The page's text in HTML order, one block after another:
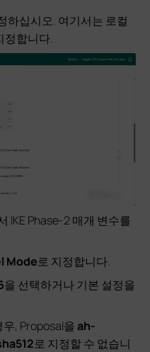
하십시오. 여기서는 로컬
정합니다.
IKE Phase-2 매개 변수를
Mode로 지정합니다.
을 선택하거나 기본 설정을
, Proposal을ah-
로 지정할 수 없습니